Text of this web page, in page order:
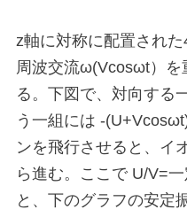
z軸に対称に配置され
周波交流ω(Vcosωt）を
る。下図で、対向する
う一組には -
ンを飛行させると、イ
ら進む。ここで U/V=
と、下のグラフの安定